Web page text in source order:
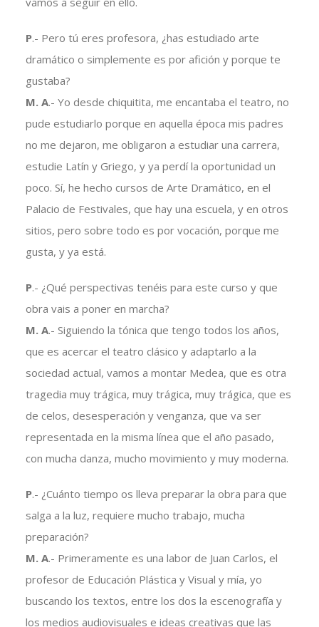
P.- Pero tú eres profesora, ¿has estudiado arte
dramático o simplemente es por afición y porque te
gustaba?
M. A.- Yo desde chiquitita, me encantaba el teatro, no
pude estudiarlo porque en aquella época mis padres
no me dejaron, me obligaron a estudiar una carrera,
estudie Latín y Griego, y ya perdí la oportunidad un
poco. Sí, he hecho cursos de Arte Dramático, en el
Palacio de Festivales, que hay una escuela, y en otros
sitios, pero sobre todo es por vocación, porque me
gusta, y ya está.
P.- ¿Qué perspectivas tenéis para este curso y que
obra vais a poner en marcha?
M. A.- Siguiendo la tónica que tengo todos los años,
que es acercar el teatro clásico y adaptarlo a la
sociedad actual, vamos a montar Medea, que es otra
tragedia muy trágica, muy trágica, muy trágica, que es
de celos, desesperación y venganza, que va ser
representada en la misma línea que el año pasado,
con mucha danza, mucho movimiento y muy moderna.
P.- ¿Cuánto tiempo os lleva preparar la obra para que
salga a la luz, requiere mucho trabajo, mucha
preparación?
M. A.- Primeramente es una labor de Juan Carlos, el
profesor de Educación Plástica y Visual y mía, yo
buscando los textos, entre los dos la escenografía y
los medios audiovisuales e ideas creativas que las